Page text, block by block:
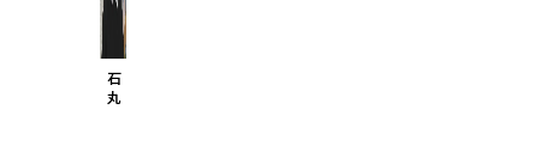
石
丸